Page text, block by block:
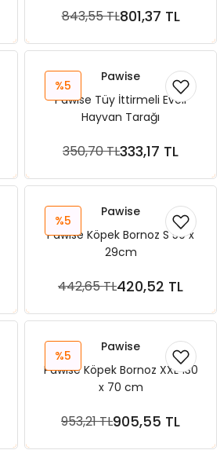
843,55 TL801,37 TL
Sepete Ekle
%5
Pawise
Pawise Tüy İttirmeli Evcil
Hayvan Tarağı
350,70 TL333,17 TL
Sepete Ekle
%5
Pawise
Pawise Köpek Bornoz S 50 x
29cm
442,65 TL420,52 TL
Sepete Ekle
%5
Pawise
Pawise Köpek Bornoz XXL 130
x 70 cm
953,21 TL905,55 TL
Sepete Ekle